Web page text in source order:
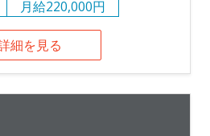
月給220,000円
細を見る